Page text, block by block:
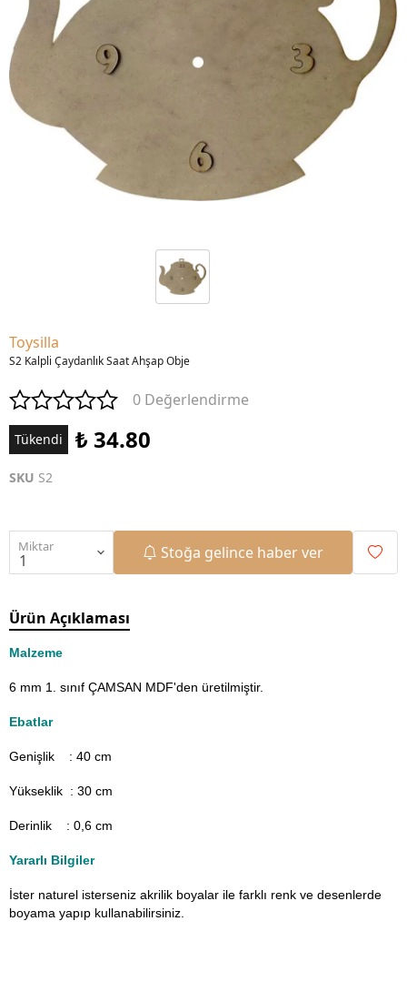
Toysilla
S2 Kalpli Çaydanlık Saat Ahşap Obje
0 Değerlendirme
Tükendi ₺ 34.80
SKU S2
Miktar Stoğa gelince haber ver
Ürün Açıklaması
Malzeme
6 mm 1. sınıf ÇAMSAN MDF'den üretilmiştir.
Ebatlar
Genişlik : 40 cm
Yükseklik : 30 cm
Derinlik : 0,6 cm
Yararlı Bilgiler
İster naturel isterseniz akrilik boyalar ile farklı renk ve desenlerde
boyama yapıp kullanabilirsiniz.